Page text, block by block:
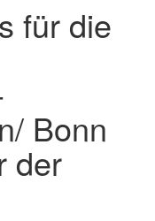
für die
Bonn
der